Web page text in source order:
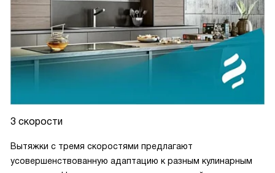
3 скорости
Вытяжки с тремя скоростями предлагают
усовершенствованную адаптацию к разным кулинарным